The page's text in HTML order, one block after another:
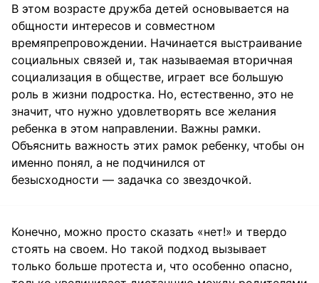
В этом возрасте дружба детей основывается на
общности интересов и совместном
времяпрепровождении. Начинается выстраивание
социальных связей и, так называемая вторичная
социализация в обществе, играет все большую
роль в жизни подростка. Но, естественно, это не
значит, что нужно удовлетворять все желания
ребенка в этом направлении. Важны рамки.
Объяснить важность этих рамок ребенку, чтобы он
именно понял, а не подчинился от
безысходности — задачка со звездочкой.
Конечно, можно просто сказать «нет!» и твердо
стоять на своем. Но такой подход вызывает
только больше протеста и, что особенно опасно,